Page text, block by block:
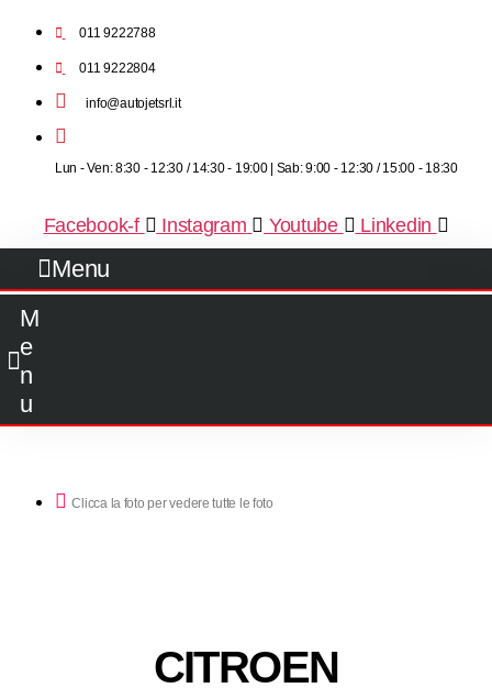
011 9222788
011 9222804
info@autojetsrl.it
Lun - Ven: 8:30 - 12:30 / 14:30 - 19:00 | Sab: 9:00 - 12:30 / 15:00 - 18:30
Facebook-f Instagram Youtube Linkedin
Menu
M
e
n
u
Clicca la foto per vedere tutte le foto
CITROEN